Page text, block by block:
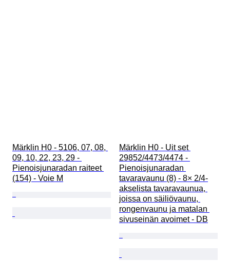
Märklin H0 - 5106, 07, 08,
09, 10, 22, 23, 29 -
Pienoisjunaradan raiteet
(154) - Voie M
Märklin H0 - Uit set
29852/4473/4474 -
Pienoisjunaradan
tavaravaunu (8) - 8× 2/4-
akselista tavaravaunua,
joissa on säiliövaunu,
rongenvaunu ja matalan
sivuseinän avoimet - DB